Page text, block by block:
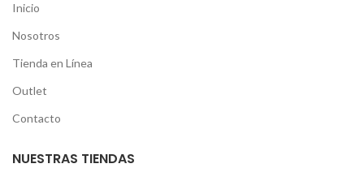
Inicio
Nosotros
Tienda en Línea
Outlet
Contacto
NUESTRAS TIENDAS